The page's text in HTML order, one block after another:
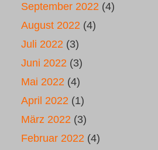
September 2022 (4)
August 2022 (4)
Juli 2022 (3)
Juni 2022 (3)
Mai 2022 (4)
April 2022 (1)
März 2022 (3)
Februar 2022 (4)